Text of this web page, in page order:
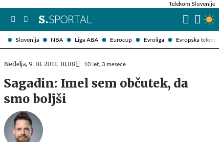
Slovenija NBA Liga ABA Eurocup Evroliga Evropska
Telekom Slovenije
Nedelja, 9. 10. 2011, 10.08 10 let, 3 mesece
Sagadin: Imel sem občutek, da
smo boljši